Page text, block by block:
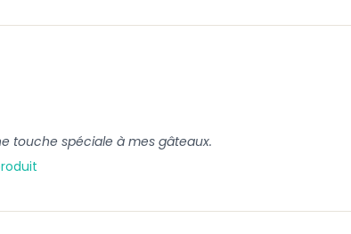
touche spéciale à mes gâteaux.